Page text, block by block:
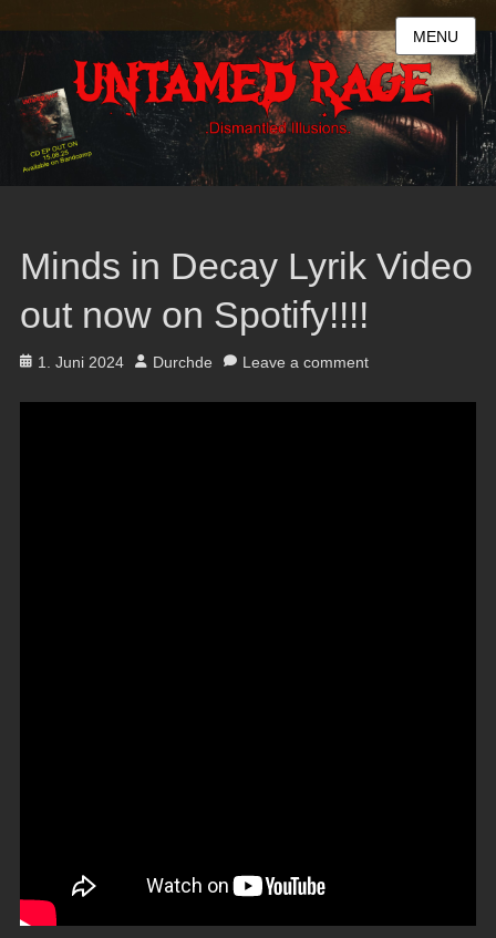
MENU
Minds in Decay Lyrik Video
out now on Spotify!!!!
Posted
1. Juni 2024 Author
Durchde Leave a comment